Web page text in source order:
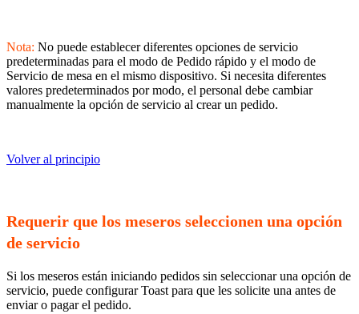
Nota: No puede establecer diferentes opciones de servicio
predeterminadas para el modo de Pedido rápido y el modo de
Servicio de mesa en el mismo dispositivo. Si necesita diferentes
valores predeterminados por modo, el personal debe cambiar
manualmente la opción de servicio al crear un pedido.
Volver al principio
Requerir que los meseros seleccionen una opción
de servicio
Si los meseros están iniciando pedidos sin seleccionar una opción de
servicio, puede configurar Toast para que les solicite una antes de
enviar o pagar el pedido.